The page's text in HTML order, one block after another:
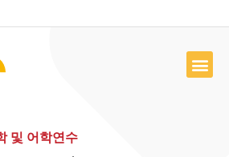
및 어학연수